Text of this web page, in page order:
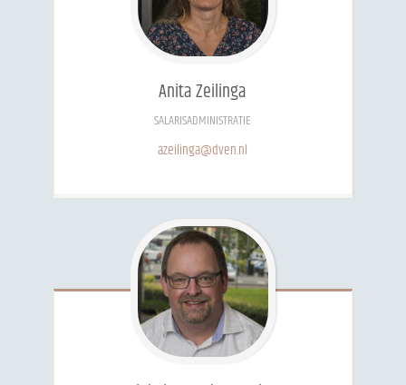
AnitaZeilinga
SALARISADMINISTRATIE
azeilinga@dven.nl